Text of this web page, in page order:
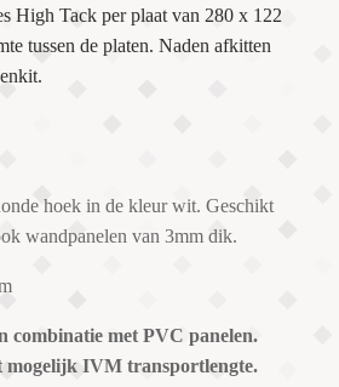
High Tack per plaat van 280 x 122
tussen de platen. Naden afkitten
hoek in de kleur wit. Geschikt
wandpanelen van 3mm dik.
combinatie met PVC panelen.
mogelijk IVM transportlengte.